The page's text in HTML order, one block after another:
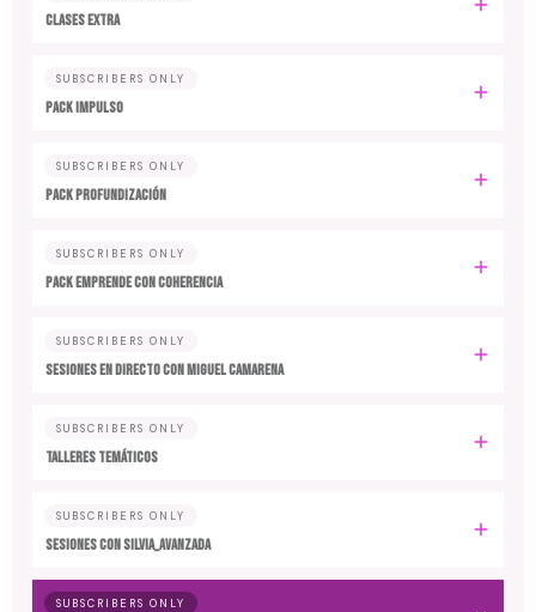
CLASES EXTRA
SUBSCRIBERS ONLY
PACK IMPULSO
SUBSCRIBERS ONLY
PACK PROFUNDIZACIÓN
SUBSCRIBERS ONLY
PACK EMPRENDE CON COHERENCIA
SUBSCRIBERS ONLY
SESIONES EN DIRECTO CON MIGUEL CAMARENA
SUBSCRIBERS ONLY
TALLERES TEMÁTICOS
SUBSCRIBERS ONLY
SESIONES CON SILVIA_AVANZADA
SUBSCRIBERS ONLY